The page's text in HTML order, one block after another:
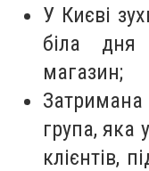
У Києві
біла дня
магазин;
група, яка
клієнтів,